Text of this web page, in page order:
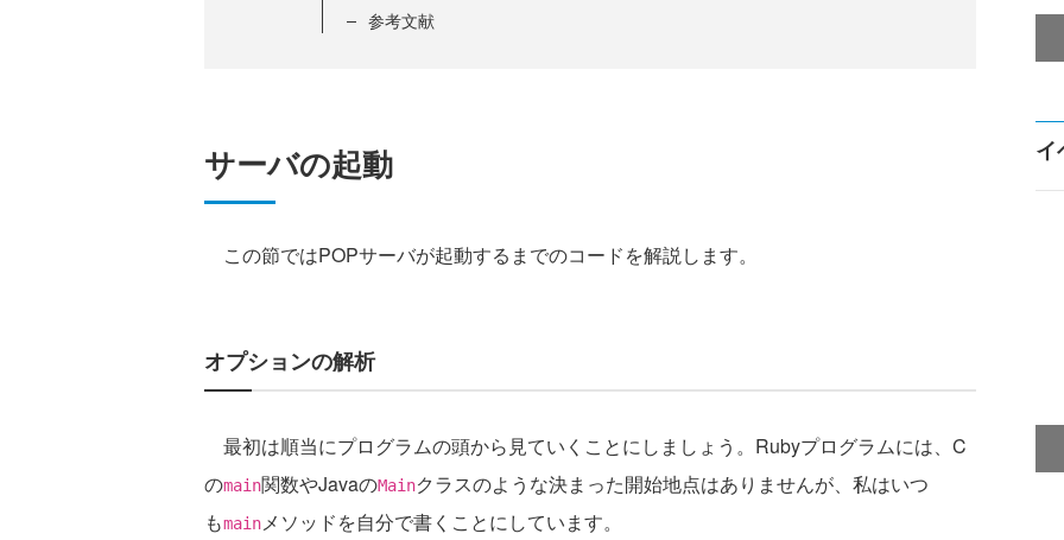
参考文献
サーバの起動
この節ではPOPサーバが起動するまでのコードを解説します。
オプションの解析
最初は順当にプログラムの頭から見ていくことにしましょう。Rubyプログラムには、C
のmain関数やJavaのMainクラスのような決まった開始地点はありませんが、私はいつ
もmainメソッドを自分で書くことにしています。
イ